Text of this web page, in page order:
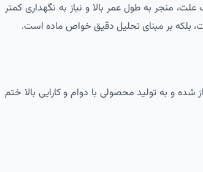
منجر به طول عمر بالا و نیاز به نگهداری کمتر
بلکه بر مبنای تحلیل دقیق خواص ماده است.
و به تولید محصولی با دوام و کارایی بالا ختم